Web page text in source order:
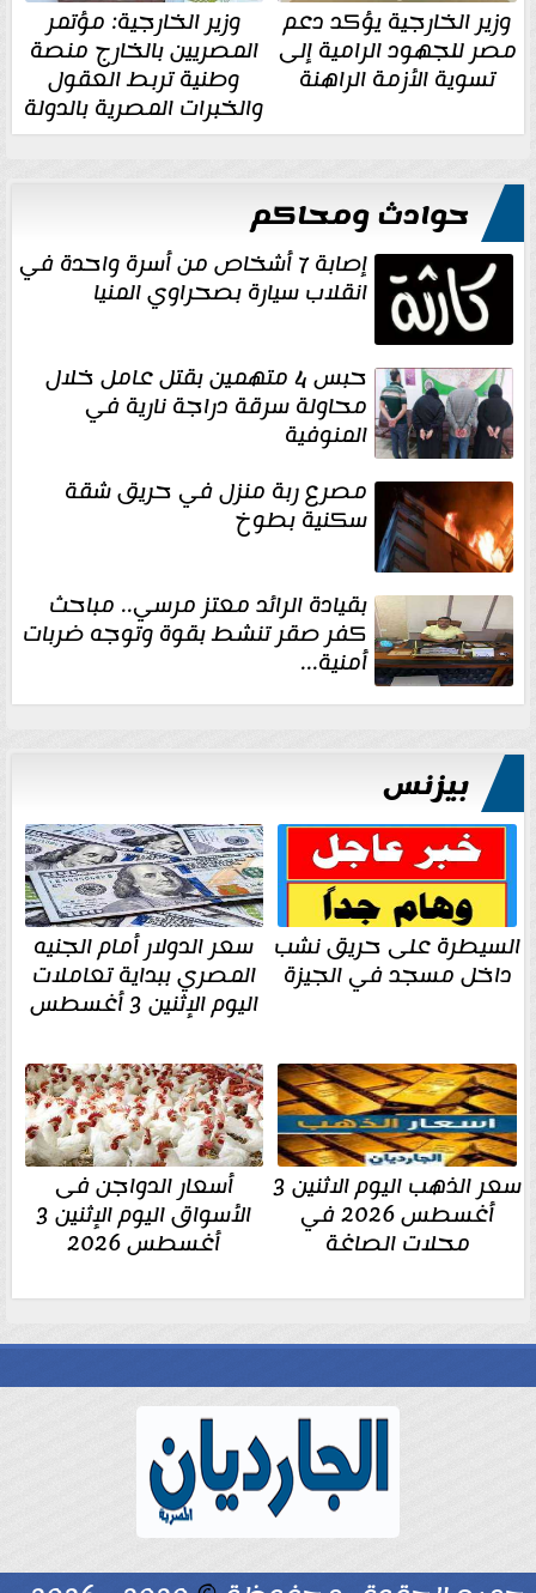
وزير الخارجية يؤكد دعم
مصر للجهود الرامية إلى
تسوية الأزمة الراهنة
وزير الخارجية: مؤتمر
المصريين بالخارج منصة
وطنية تربط العقول
والخبرات المصرية بالدولة
حوادث ومحاكم
إصابة 7 أشخاص من أسرة واحدة في
انقلاب سيارة بصحراوي المنيا
حبس 4 متهمين بقتل عامل خلال
محاولة سرقة دراجة نارية في
المنوفية
مصرع ربة منزل في حريق شقة
سكنية بطوخ
بقيادة الرائد معتز مرسي.. مباحث
كفر صقر تنشط بقوة وتوجه ضربات
أمنية...
بيزنس
السيطرة على حريق نشب
داخل مسجد في الجيزة
سعر الدولار أمام الجنيه
المصري ببداية تعاملات
اليوم الإثنين 3 أغسطس
سعر الذهب اليوم الاثنين 3
أغسطس 2026 في
محلات الصاغة
أسعار الدواجن فى
الأسواق اليوم الإثنين 3
أغسطس 2026